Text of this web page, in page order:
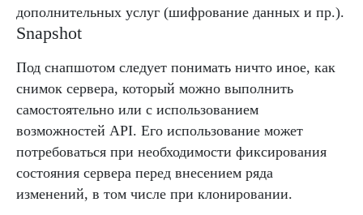
дополнительных услуг (шифрование данных и пр.).
Snapshot
Под снапшотом следует понимать ничто иное, как
снимок сервера, который можно выполнить
самостоятельно или с использованием
возможностей API. Его использование может
потребоваться при необходимости фиксирования
состояния сервера перед внесением ряда
изменений, в том числе при клонировании.